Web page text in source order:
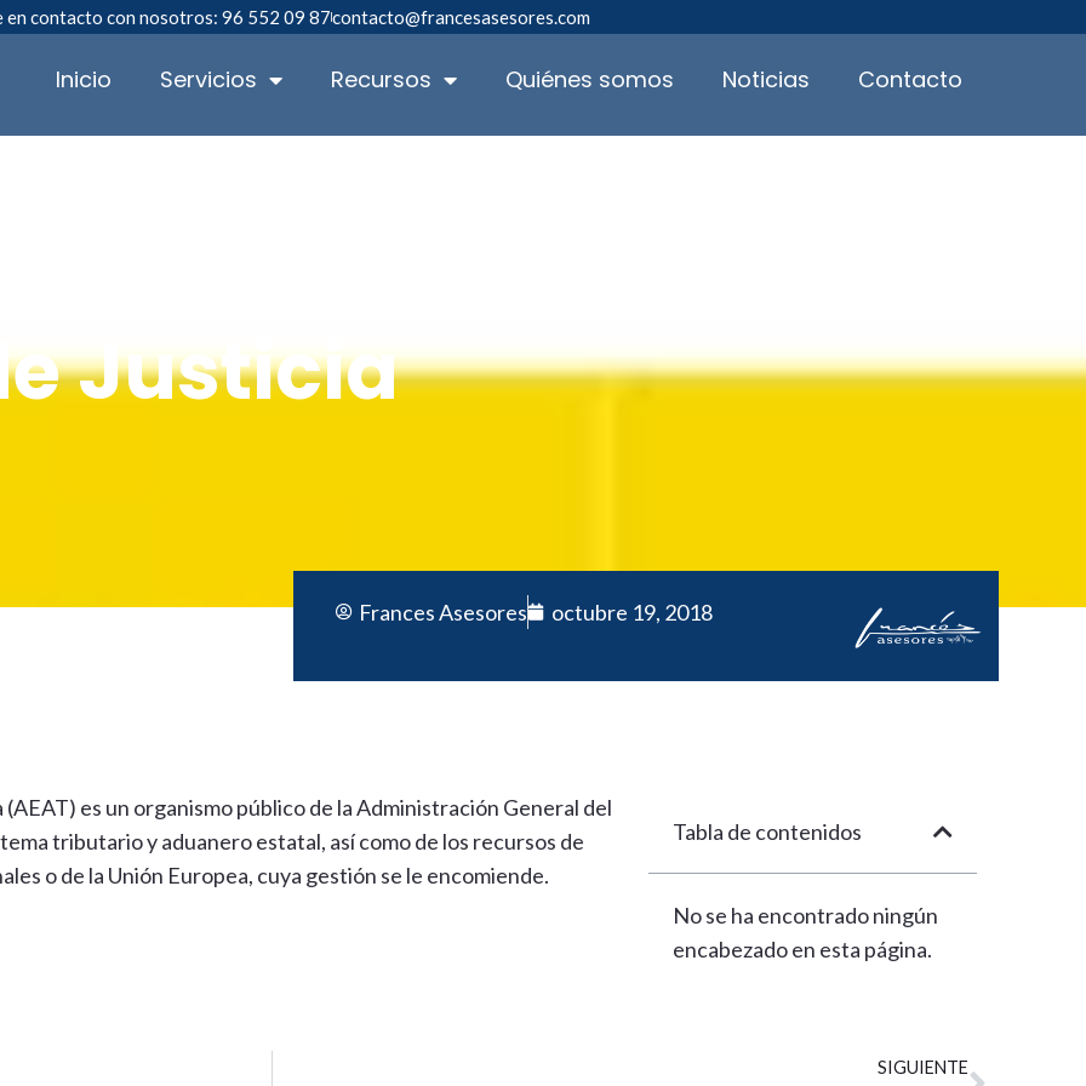
en contacto con nosotros: 96 552 09 87contacto@francesasesores.com
Inicio Servicios Recursos Quiénes somos Noticias Contacto
Justicia
Frances Asesores octubre 19, 2018
es un organismo público de la Administración General del
tributario y aduanero estatal, así como de los recursos de
o de la Unión Europea, cuya gestión se le encomiende.
Tabla de contenidos
No se ha encontrado ningún
encabezado en esta página.
SIGUIENTE